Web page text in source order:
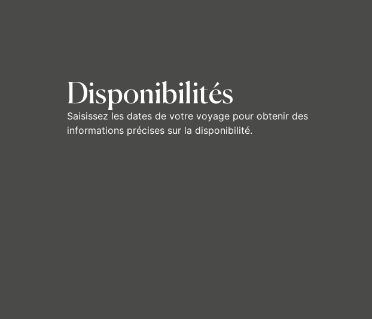
Disponibilités
Saisissez les dates de votre voyage pour obtenir des
informations précises sur la disponibilité.